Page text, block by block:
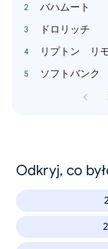
バハムート
ドロリッチ
リプトン リ
ソフトバンク
Odkryj, co